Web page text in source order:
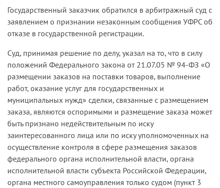
Государственный заказчик обратился в арбитражный суд с
заявлением о признании незаконным сообщения УФРС об
отказе в государственной регистрации.
Суд, принимая решение по делу, указал на то, что в силу
положений Федерального закона от 21.07.05 № 94-ФЗ «О
размещении заказов на поставки товаров, выполнение
работ, оказание услуг для государственных и
муниципальных нужд» сделки, связанные с размещением
заказа, являются оспоримыми и размещение заказа может
быть признано недействительным по иску
заинтересованного лица или по иску уполномоченных на
осуществление контроля в сфере размещения заказов
федерального органа исполнительной власти, органа
исполнительной власти субъекта Российской Федерации,
органа местного самоуправления только судом (пункт 3